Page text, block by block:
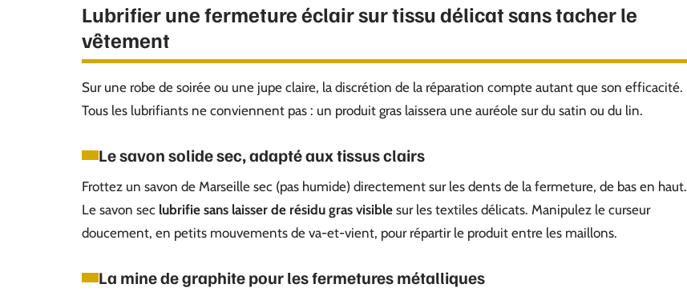
Lubrifier une fermeture éclair sur tissu délicat sans tacher le
vêtement
Sur une robe de soirée ou une jupe claire, la discrétion de la réparation compte autant que son efficacité.
Tous les lubrifiants ne conviennent pas : un produit gras laissera une auréole sur du satin ou du lin.
Le savon solide sec, adapté aux tissus clairs
Frottez un savon de Marseille sec (pas humide) directement sur les dents de la fermeture, de bas en haut.
Le savon sec lubrifie sans laisser de résidu gras visible sur les textiles délicats. Manipulez le curseur
doucement, en petits mouvements de va-et-vient, pour répartir le produit entre les maillons.
La mine de graphite pour les fermetures métalliques